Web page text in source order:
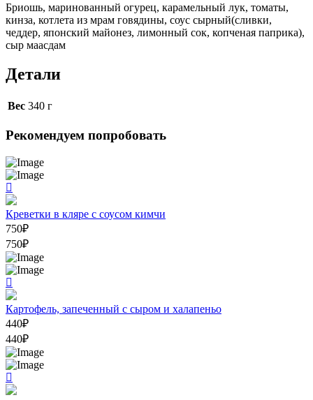
Бриошь, маринованный огурец, карамельный лук, томаты,
кинза, котлета из мрам говядины, соус сырный(сливки,
чеддер, японский майонез, лимонный сок, копченая паприка),
сыр маасдам
Детали
Вес 340 г
Рекомендуем попробовать
Креветки в кляре с соусом кимчи
750₽
750₽
Картофель, запеченный с сыром и халапеньо
440₽
440₽